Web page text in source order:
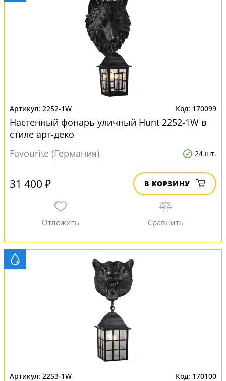
2252-1W 170099
Настенный фонарь уличный Hunt 2252-1W в
стиле арт-деко
Favourite (Германия)
24 шт.
31 400 ₽ В КОРЗИНУ
2253-1W 170100